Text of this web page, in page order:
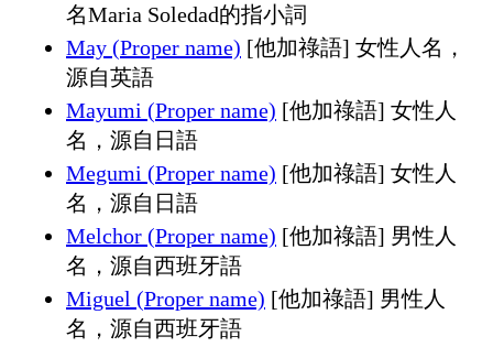
名Maria Soledad的指小詞
May (Proper name) [他加祿語] 女性人名，
源自英語
Mayumi (Proper name) [他加祿語] 女性人
名，源自日語
Megumi (Proper name) [他加祿語] 女性人
名，源自日語
Melchor (Proper name) [他加祿語] 男性人
名，源自西班牙語
Miguel (Proper name) [他加祿語] 男性人
名，源自西班牙語